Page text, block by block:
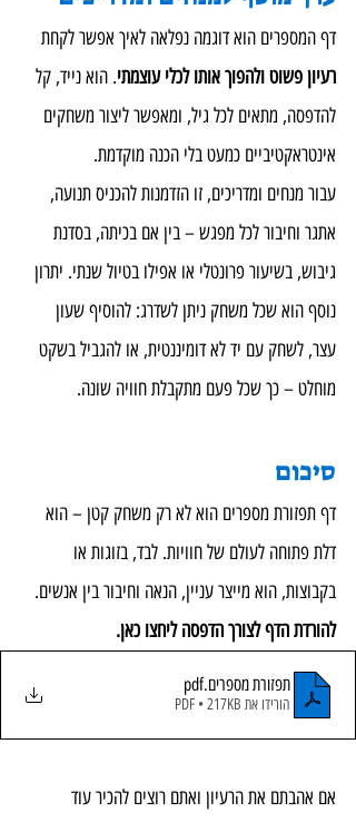
דף המספרים הוא דוגמה נפלאה לאיך אפשר לקחת
רעיון פשוט ולהפוך אותו לכלי עוצמתי. הוא נייד, קל
להדפסה, מתאים לכל גיל, ומאפשר ליצור משחקים
אינטראקטיביים כמעט בלי הכנה מוקדמת.
עבור מנחים ומדריכים, זו הזדמנות להכניס תנועה,
אתגר וחיבור לכל מפגש – בין אם בכיתה, בסדנת
גיבוש, בשיעור פרונטלי או אפילו בטיול שנתי. יתרון
נוסף הוא שכל משחק ניתן לשדרג: להוסיף שעון
עצר, לשחק עם יד לא דומיננטית, או להגביל בשקט
מוחלט – כך שכל פעם מתקבלת חוויה שונה.
סיכום
דף תפזורת מספרים הוא לא רק משחק קטן – הוא
דלת פתוחה לעולם של חוויות. לבד, בזוגות או
בקבוצות, הוא מייצר עניין, הנאה וחיבור בין אנשים.
להורדת הדף לצורך הדפסה ליחצו כאן.
תפזורת מספרים.pdf
הורידו את PDF • 217KB
אם אהבתם את הרעיון ואתם רוצים להכיר עוד